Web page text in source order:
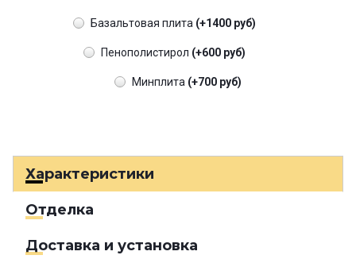
Базальтовая плита (+1400 руб)
Пенополистирол (+600 руб)
Минплита (+700 руб)
Характеристики
Отделка
Доставка и установка